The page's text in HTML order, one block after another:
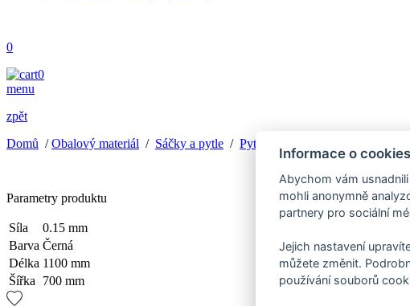
0
0
menu
zpět
Domů /Obalový materiál / Sáčky a pytle / Pytle na odpad
Parametry produktu
Síla
0.15 mm
Barva Černá
Délka 1100 mm
Šířka
700 mm
Informace o
Abychom vám
mohli anonymně
partnery pro sociální
Jejich nastavení
můžete změnit.
používání souborů